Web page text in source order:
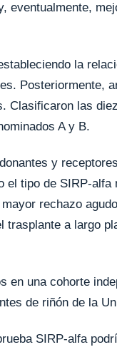
eventualmente,
la
Posteriormente,
Clasificaron las
A y B.
y
el tipo de SIRP-
rechazo
a largo
en una cohorte
de riñón de la
SIRP-alfa